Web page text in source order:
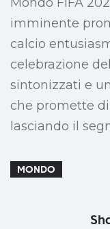
imminente
calcio
celebrazione
sintonizzati e
che promette
lasciando il
MONDO